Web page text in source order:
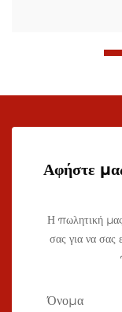
Αφήστε
Η πωλητική
σας για να σας
Όνομα